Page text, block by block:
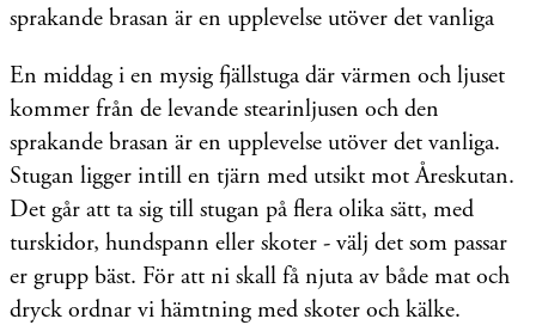
sprakande brasan är en upplevelse utöver det vanliga
En middag i en mysig fjällstuga där värmen och ljuset
kommer från de levande stearinljusen och den
sprakande brasan är en upplevelse utöver det vanliga.
Stugan ligger intill en tjärn med utsikt mot Åreskutan.
Det går att ta sig till stugan på flera olika sätt, med
turskidor, hundspann eller skoter - välj det som passar
er grupp bäst. För att ni skall få njuta av både mat och
dryck ordnar vi hämtning med skoter och kälke.